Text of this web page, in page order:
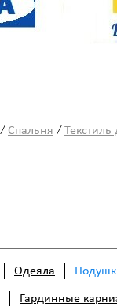
/ Спальня / Текстиль
Одеяла
Гардинные